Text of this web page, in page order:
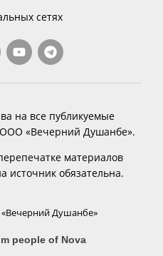
сетях
на все публикуемые
«Вечерний Душанбе».
материалов
источник обязательна.
Душанбе»
people of Nova